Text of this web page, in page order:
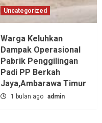
Uncategorized
Warga Keluhkan
Dampak Operasional
Pabrik Penggilingan
Padi PP Berkah
Jaya,‎Ambarawa Timur
1 bulan ago admin